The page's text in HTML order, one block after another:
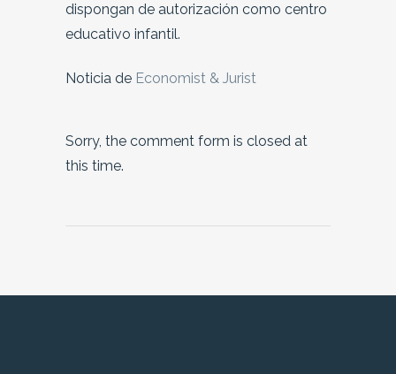
dispongan de autorización como centro
educativo infantil.
Noticia de Economist & Jurist
Sorry, the comment form is closed at
this time.